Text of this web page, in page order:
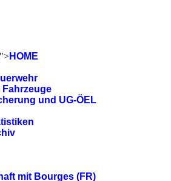
HOME
Fahrzeuge
und UG-ÖEL
mit Bourges (FR)